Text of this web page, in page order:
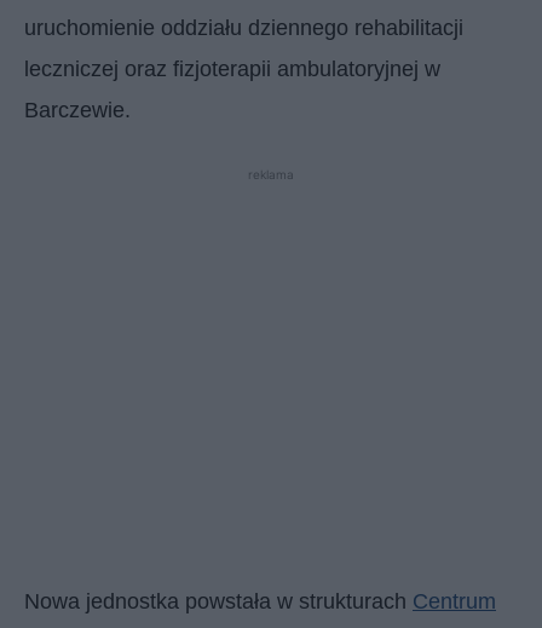
uruchomienie oddziału dziennego rehabilitacji
leczniczej oraz fizjoterapii ambulatoryjnej w
Barczewie.
reklama
Nowa jednostka powstała w strukturach Centrum